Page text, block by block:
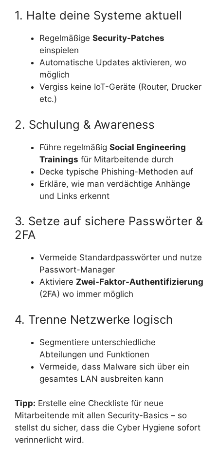
1. Halte deine Systeme aktuell
Regelmäßige Security-Patches
einspielen
Automatische Updates aktivieren, wo
möglich
Vergiss keine IoT-Geräte (Router, Drucker
etc.)
2. Schulung & Awareness
Führe regelmäßig Social Engineering
Trainings für Mitarbeitende durch
Decke typische Phishing-Methoden auf
Erkläre, wie man verdächtige Anhänge
und Links erkennt
3. Setze auf sichere Passwörter &
2FA
Vermeide Standardpasswörter und nutze
Passwort-Manager
Aktiviere Zwei-Faktor-Authentifizierung
(2FA) wo immer möglich
4. Trenne Netzwerke logisch
Segmentiere unterschiedliche
Abteilungen und Funktionen
Vermeide, dass Malware sich über ein
gesamtes LAN ausbreiten kann
Tipp: Erstelle eine Checkliste für neue
Mitarbeitende mit allen Security-Basics – so
stellst du sicher, dass die Cyber Hygiene sofort
verinnerlicht wird.